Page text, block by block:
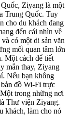
Ziyang là một
Trung Quốc. Tuy
cho du khách đang
đến cái nhìn về
có một di sản văn
mối quan tâm lớn
Một cách để tiết
mắn thay, Ziyang
Nếu bạn không
đồ Wi-Fi trực
trong những nơi
Thư viện Ziyang.
khách, làm cho nó